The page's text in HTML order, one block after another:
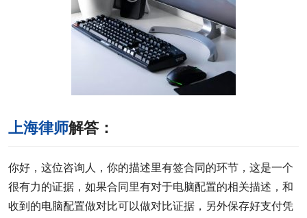
上海律师解答：
你好，这位咨询人，你的描述里有签合同的环节，这是一个
很有力的证据，如果合同里有对于电脑配置的相关描述，和
收到的电脑配置做对比可以做对比证据，另外保存好支付凭